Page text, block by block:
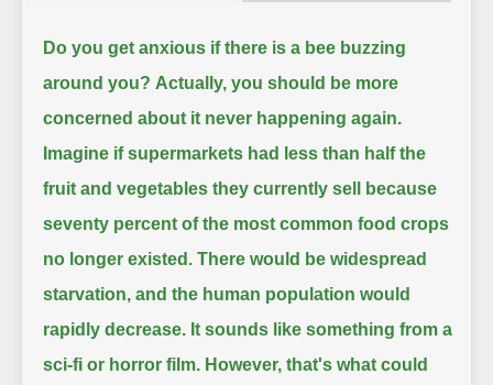
Do you get anxious if there is a bee buzzing
around you? Actually, you should be more
concerned about it never happening again.
Imagine if supermarkets had less than half the
fruit and vegetables they currently sell
because
seventy percent of the most common food crops
no longer existed. There would be widespread
starvation, and the human population would
rapidly decrease. It sounds like something from a
sci-fi or horror film. However, that's what could